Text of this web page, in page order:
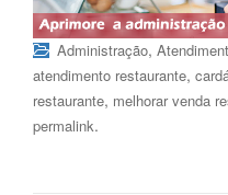
Administração,
atendimento restaurante,
restaurante, melhorar venda
permalink.